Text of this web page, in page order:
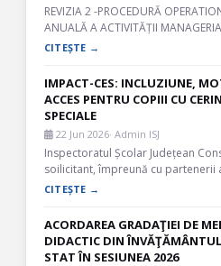
REVIZIA 2 -PROCEDURĂ
ANUALĂ A ACTIVITĂȚII
CITEȘTE →
IMPACT-CES: INCLUZIUNE,
ACCES PENTRU COPIII CU
SPECIALE
22 Jun 2026· Admin ISJ
Inspectoratul Școlar Județean
soilicitant, împreună cu partenerii
CITEȘTE →
ACORDAREA GRADAŢIEI DE
DIDACTIC DIN
STAT ÎN SESIUNEA 2026